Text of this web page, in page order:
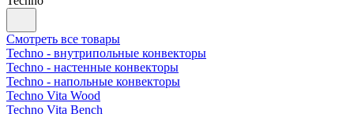
Смотреть все товары
Techno - внутрипольные конвекторы
Techno - настенные конвекторы
Techno - напольные конвекторы
Techno Vita Wood
Techno Vita Bench